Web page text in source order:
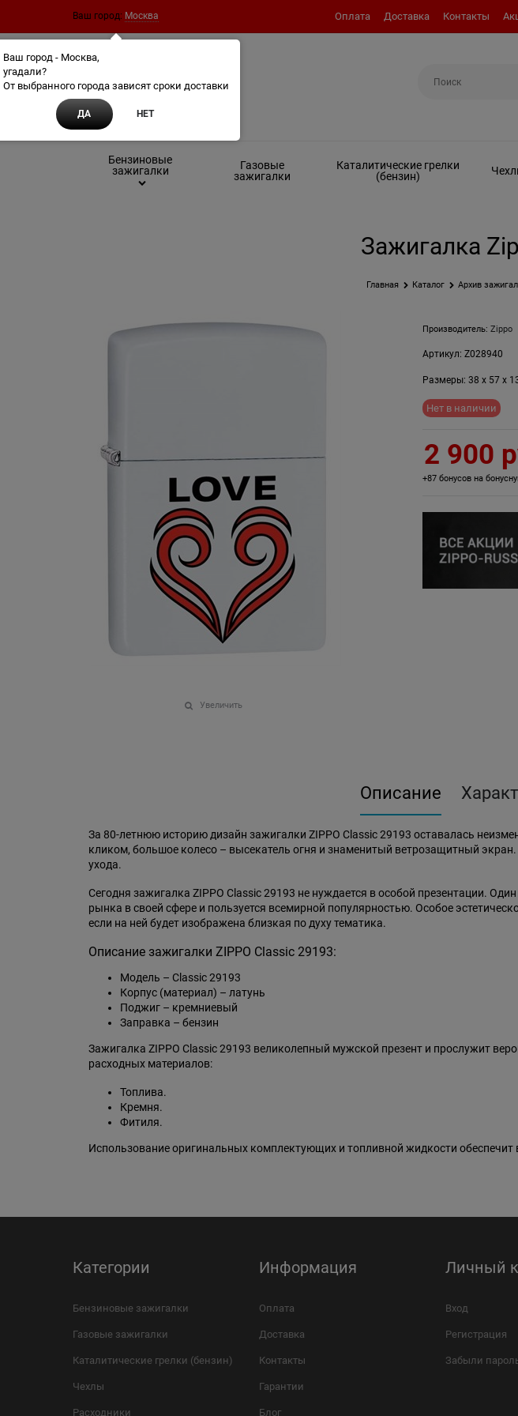
Ваш город: Москва Оплата Доставка Контакты
Бензиновые
зажигалки
Газовые
зажигалки
Каталитические грелки
(бензин)
Зажигалка
Главная Каталог Архив
Увеличить
Производитель: Zippo
Артикул: Z028940
Размеры: 38 x 57x
Нет в наличии
2 900
+87 бонусов на
Описание
За 80-летнюю историю дизайн зажигалки ZIPPO Classic 29193 оставалась
кликом, большое колесо – высекатель огня и знаменитый ветрозащитный экран.
ухода.
Сегодня зажигалка ZIPPO Classic 29193 не нуждается в особой презентации.
рынка в своей сфере и пользуется всемирной популярностью. Особое
если на ней будет изображена близкая по духу тематика.
Описание зажигалки ZIPPO Classic 29193:
Модель – Classic 29193
Корпус (материал) – латунь
Поджиг – кремниевый
Заправка – бензин
Зажигалка ZIPPO Classic 29193 великолепный мужской презент и прослужит
расходных материалов:
Топлива.
Кремня.
Фитиля.
Использование оригинальных комплектующих и топливной жидкости
Категории
Бензиновые зажигалки
Газовые зажигалки
Каталитические грелки (бензин)
Чехлы
Расходники
Информация
Оплата
Доставка
Контакты
Гарантии
Блог
Личный
Вход
Регистрация
Забыли
Ваш город - Москва,
угадали?
От выбранного города зависят сроки доставки
ДА НЕТ